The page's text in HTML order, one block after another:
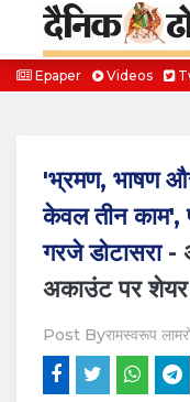
Epaper Videos
'भ्रमण, भाषण
केवल तीन काम',
गरजे डोटासरा -
अकाउंट पर शेयर
Post Byरामस्वरूप